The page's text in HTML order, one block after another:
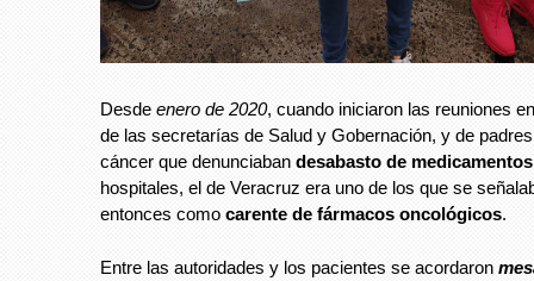
Desde enero de 2020, cuando iniciaron las reuniones
de las secretarías de Salud y Gobernación, y de
cáncer que denunciaban desabasto de medicamentos
hospitales, el de Veracruz era uno de los que se
entonces como carente de fármacos oncológicos.
Entre las autoridades y los pacientes se acordaron